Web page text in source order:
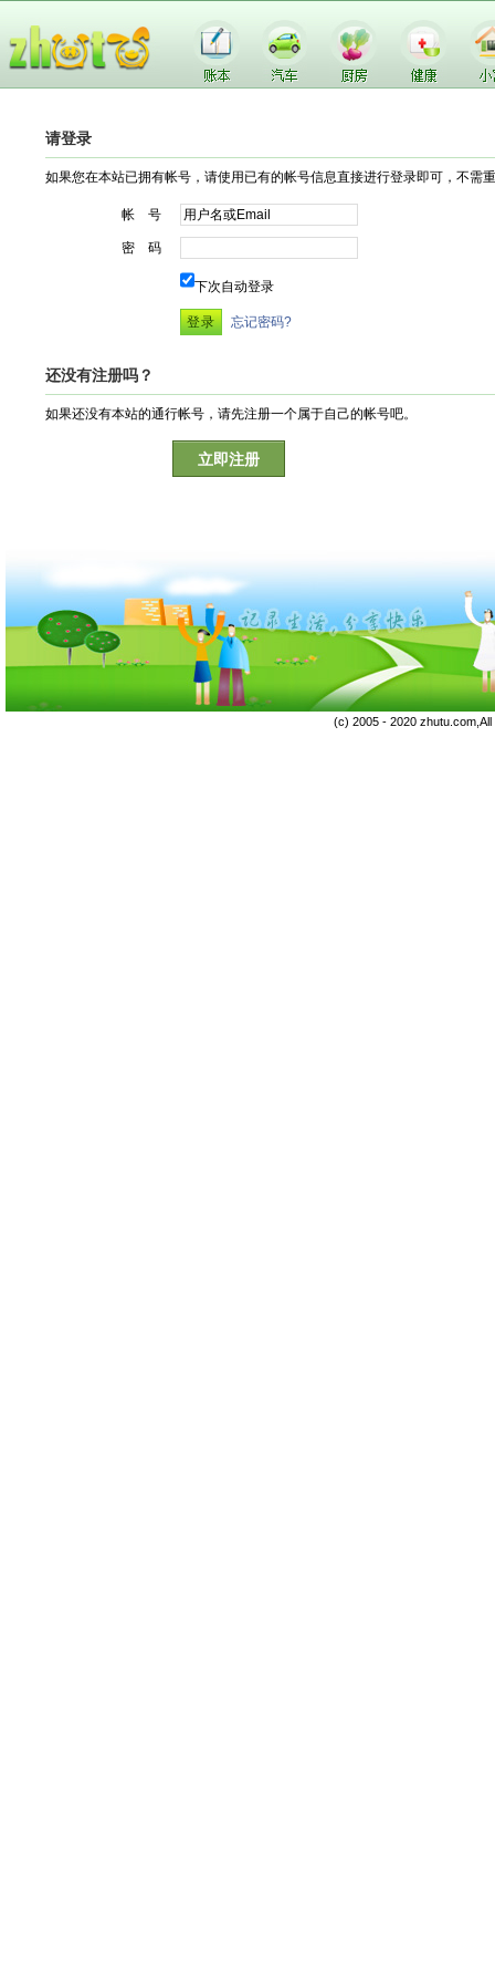
请登录
如果您在本站已拥有帐号，请使用已有的帐号信息直接进行登录即可，不需
帐 号
密 码
下次自动登录
忘记密码?
还没有注册吗？
如果还没有本站的通行帐号，请先注册一个属于自己的帐号吧。
立即注册
(c) 2005 - 2020